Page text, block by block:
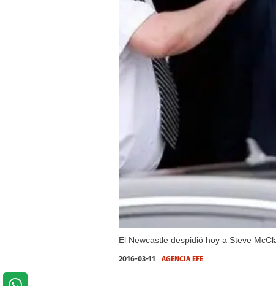
El Newcastle despidió hoy a Steve
2016-03-11 AGENCIA EFE